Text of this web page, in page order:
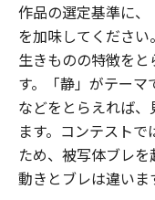
作品の選定基準に、
を加味してください
生きものの特徴を
す。「静」がテー
などをとらえれば
ます。コンテスト
ため、被写体ブレを
動きとブレは違いま